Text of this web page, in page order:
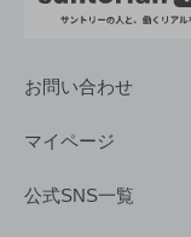
お問い合わせ
マイページ
公式SNS一覧